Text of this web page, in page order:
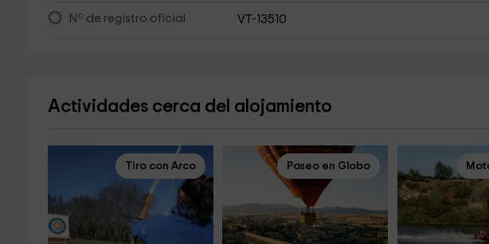
Nº de registro oficial VT-13510
Actividades cerca del alojamiento
Tiro con Arco Paseo en Globo